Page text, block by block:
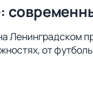
Ленинградском
от